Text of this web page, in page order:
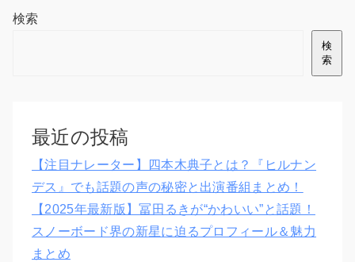
検索
検
索
最近の投稿
【注目ナレーター】四本木典子とは？『ヒルナン
デス』でも話題の声の秘密と出演番組まとめ！
【2025年最新版】冨田るきが“かわいい”と話題！
スノーボード界の新星に迫るプロフィール＆魅力
まとめ